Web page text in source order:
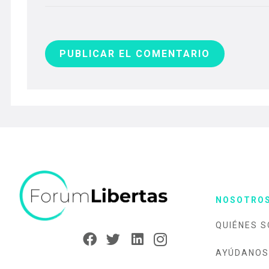
PUBLICAR EL COMENTARIO
NOSOTROS
QUIÉNES
AYÚDANOS